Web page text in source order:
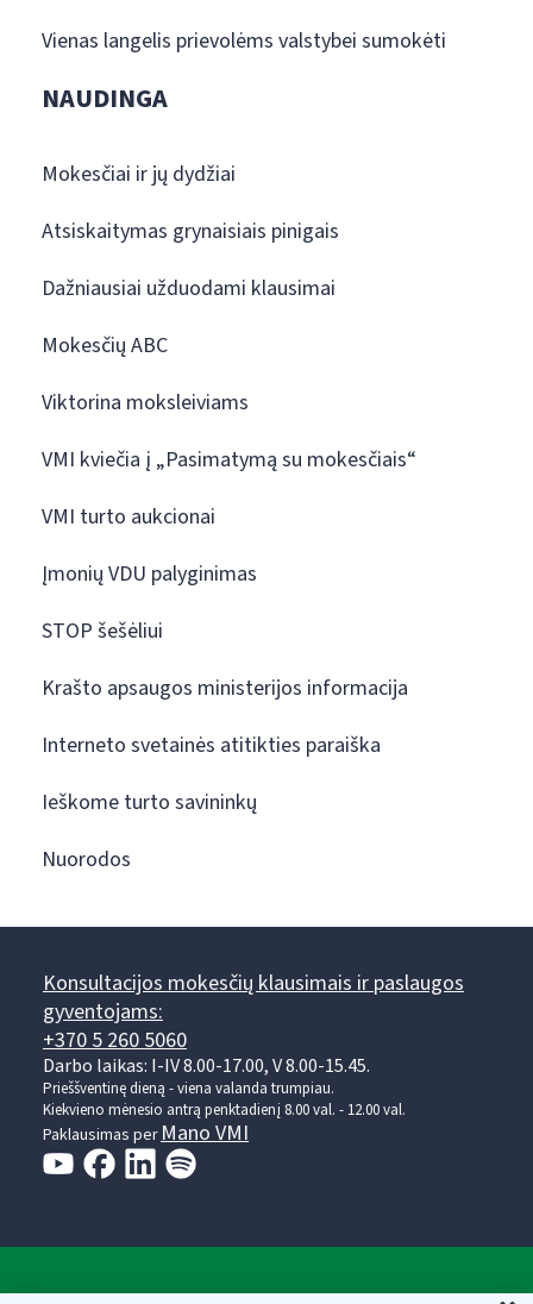
Vienas langelis prievolėms valstybei sumokėti
NAUDINGA
Mokesčiai ir jų dydžiai
Atsiskaitymas grynaisiais pinigais
Dažniausiai užduodami klausimai
Mokesčių ABC
Viktorina moksleiviams
VMI kviečia į „Pasimatymą su mokesčiais“
VMI turto aukcionai
Įmonių VDU palyginimas
STOP šešėliui
Krašto apsaugos ministerijos informacija
Interneto svetainės atitikties paraiška
Ieškome turto savininkų
Nuorodos
Konsultacijos mokesčių klausimais ir paslaugos
gyventojams:
+370 5 260 5060
Darbo laikas: I-IV 8.00-17.00, V 8.00-15.45.
Prieššventinę dieną - viena valanda trumpiau.
Kiekvieno mėnesio antrą penktadienį 8.00 val. - 12.00 val.
Paklausimas per Mano VMI